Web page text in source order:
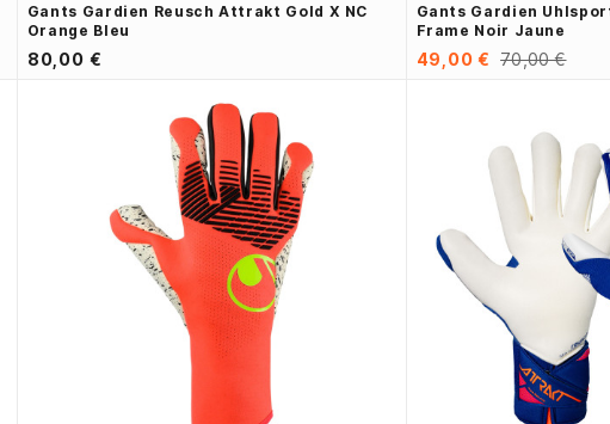
Gants Gardien Reusch Attrakt Gold X NC
Orange Bleu
80,00 €
Gants Gardien
Frame Noir Jaune
49,00 € 70,00 €